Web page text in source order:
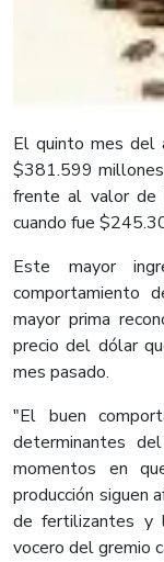
El quinto mes del
$381.599
frente al valor de
cuando fue
Este mayor
comportamiento
mayor prima
precio del dólar
mes pasado.
"El buen
determinantes
momentos en
producción siguen
de fertilizantes y
vocero del gremio